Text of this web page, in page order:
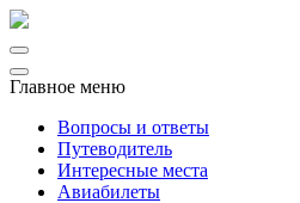
Главное меню
Вопросы и ответы
Путеводитель
Интересные места
Авиабилеты